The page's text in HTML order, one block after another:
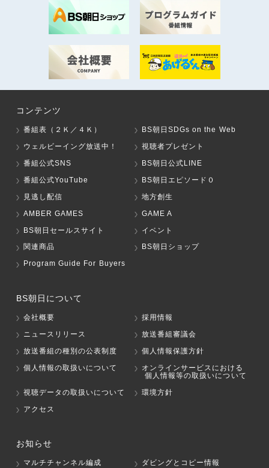
コンテンツ
番組表（２Ｋ／４Ｋ）
BS朝日SDGs on the Web
ウェルビーイング放送中！
視聴者プレゼント
番組公式SNS
BS朝日公式LINE
番組公式YouTube
BS朝日エピソード０
見逃し配信
地方創生
AMBER GAMES
GAME A
BS朝日セールスサイト
イベント
関連商品
BS朝日ショップ
Program Guide For Buyers
BS朝日について
会社概要
採用情報
ニュースリリース
放送番組審議会
放送番組の種別の公表制度
個人情報保護方針
個人情報の取扱いについて
オンラインサービスにおける
個人情報等の取扱いについて
視聴データの取扱いについて
環境方針
アクセス
お知らせ
マルチチャンネル編成 ダビングとコピー情報